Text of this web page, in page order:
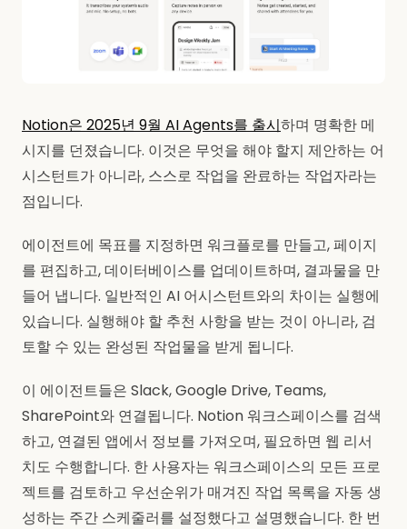
Notion은 2025년 9월 AI Agents를 출시하며 명확한 메
시지를 던졌습니다. 이것은 무엇을 해야 할지 제안하는 어
시스턴트가 아니라, 스스로 작업을 완료하는 작업자라는
점입니다.
에이전트에 목표를 지정하면 워크플로를 만들고, 페이지
를 편집하고, 데이터베이스를 업데이트하며, 결과물을 만
들어 냅니다. 일반적인 AI 어시스턴트와의 차이는 실행에
있습니다. 실행해야 할 추천 사항을 받는 것이 아니라, 검
토할 수 있는 완성된 작업물을 받게 됩니다.
이 에이전트들은 Slack, Google Drive, Teams,
SharePoint와 연결됩니다. Notion 워크스페이스를 검색
하고, 연결된 앱에서 정보를 가져오며, 필요하면 웹 리서
치도 수행합니다. 한 사용자는 워크스페이스의 모든 프로
젝트를 검토하고 우선순위가 매겨진 작업 목록을 자동 생
성하는 주간 스케줄러를 설정했다고 설명했습니다. 한 번